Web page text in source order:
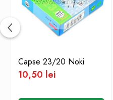
Capse 23/20 Noki
10,50 lei